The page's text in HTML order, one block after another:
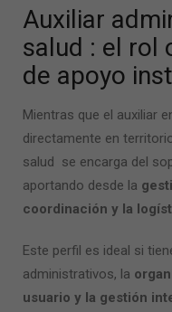
Auxiliar
salud : el rol
de apoyo
Mientras que el auxiliar
directamente en
salud se encarga del
aportando desde la
coordinación y la
Este perfil es ideal si
administrativos, la
usuario y la gestión